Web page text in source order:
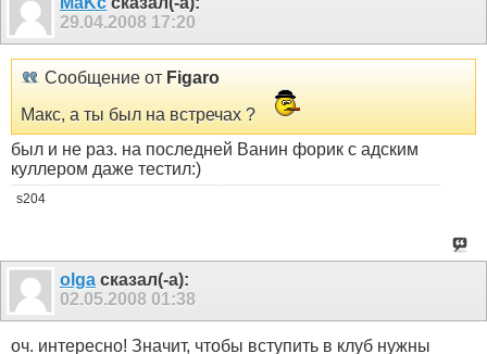
29.04.2008 17:20
Сообщение от Figaro
Макс, а ты был на встречах ?
был и не раз. на последней Ванин форик с адским
куллером даже тестил:)
s204
olga сказал(-а):
02.05.2008 01:38
оч. интересно! Значит, чтобы вступить в клуб нужны